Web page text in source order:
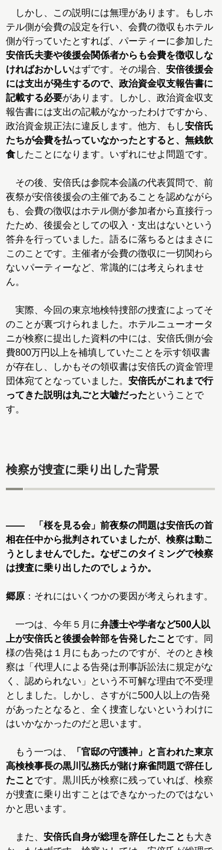
しかし、この説明には無理があります。もしホ
テル側が会費の設定を行い、会費の徴収もホテル
側が行っていたとすれば、パーティーに参加した
安倍氏夫妻や後援会関係者からも会費を徴収しな
ければおかしいはずです。その場合、 安倍後援会
には支出が発生するので、政治資金収支報告書に
記載する必要があります。しかし、政治資金収支
報告書には支出の記載がなかったわけですから、
政治資金規正法に違反します。他方、もし安倍氏
たちが会費を払っていなかったとすると、無銭飲
食したことになります。いずれにせよ問題です。
その後、安倍氏は参院本会議の代表質問で、前
夜祭が安倍後援会の主催であることを認めながら
も、会費の徴収はホテル側が参加者から直接行っ
たため、後援会としての収入・支出はないという
答弁を行っていました。語るに落ちるとはまさに
このことです。主催者が会費の徴収に一切関わら
ないパーティーなど、常識的には考えられませ
ん。
実際、今回の東京地検特捜部の捜査によってそ
のことが裏づけられました。ホテルニューオータ
ニが検察に提出した資料の中には、安倍氏側が会
費800万円以上を補填していたことを示す領収書
が存在し、しかもその領収書は安倍氏の資金管理
団体宛てとなっていました。 安倍氏がこれまで行
ってきた説明は丸ごと大嘘だったということで
す。
検察が捜査に乗り出した背景
―― 「桜を見る会」前夜祭の問題は安倍氏の首
相在任中から批判されていましたが、検察は動こ
うとしませんでした。なぜこのタイミングで検察
は捜査に乗り出したのでしょうか。
郷原 ：それにはいくつかの要因が考えられます。
一つは、今年５月に弁護士や学者など500人以
上が安倍氏と後援会幹部を告発したことです。同
様の告発は１月にもあったのですが、そのとき検
察は「代理人による告発は刑事訴訟法に規定がな
く、認められない」という不可解な理由で不受理
としました。しかし、さすがに500人以上の告発
があったとなると、全く捜査しないというわけに
はいかなかったのだと思います。
もう一つは、
「官邸の守護神」と言われた東京
高検検事長の黒川弘務氏が賭け麻雀問題で辞任し
たことです。黒川氏が検察に残っていれば、検察
が捜査に乗り出すことはできなかったのではない
かと思います。
また、 安倍氏自身が総理を辞任したこと も大き